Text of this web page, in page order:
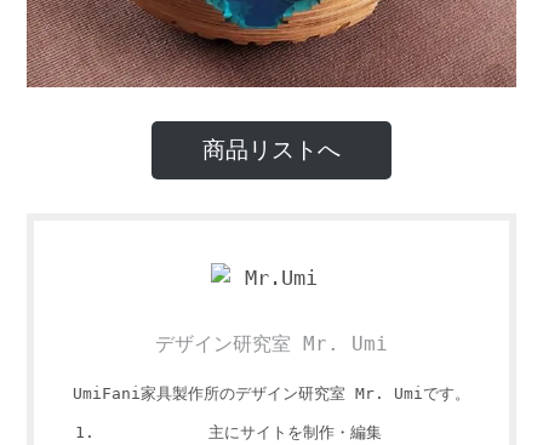
商品リストへ
デザイン研究室 Mr. Umi
UmiFani家具製作所のデザイン研究室 Mr. Umiです。
主にサイトを制作・編集